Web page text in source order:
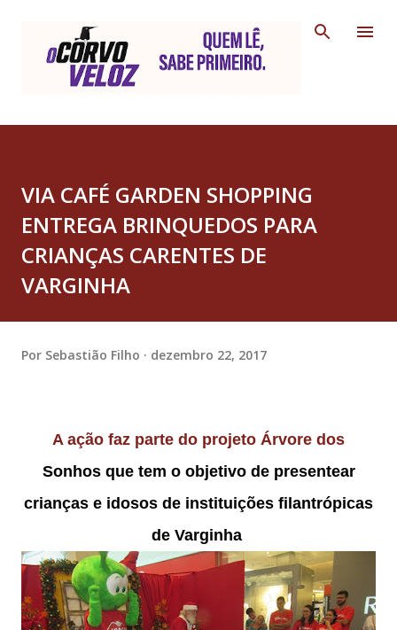
VIA CAFÉ GARDEN SHOPPING
ENTREGA BRINQUEDOS PARA
CRIANÇAS CARENTES DE
VARGINHA
Por Sebastião Filho dezembro 22, 2017
A ação faz parte do projeto Árvore dos
Sonhos que tem o objetivo de presentear
crianças e idosos de instituições filantrópicas
de Varginha